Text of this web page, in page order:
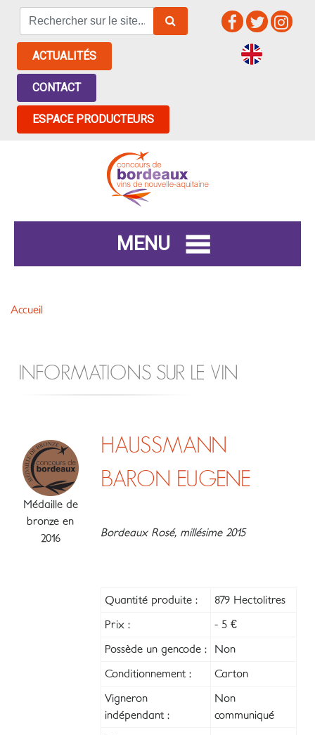
ACTUALITÉS
CONTACT
ESPACE PRODUCTEURS
MENU
Accueil
INFORMATIONS SUR LE VIN
Médaille de
bronze en
2016
HAUSSMANN
BARON EUGENE
Bordeaux Rosé, millésime 2015
Quantité produite : 879 Hectolitres
Prix : - 5 €
Possède un gencode : Non
Conditionnement : Carton
Vigneron
indépendant :
Non
communiqué